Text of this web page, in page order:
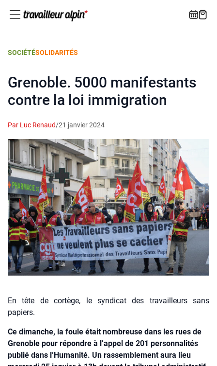
SOCIÉTÉSOLIDARITÉS
Grenoble. 5000 manifestants
contre la loi immigration
Par Luc Renaud/21 janvier 2024
En tête de cortège, le syndicat des travailleurs sans
papiers.
Ce dimanche, la foule était nombreuse dans les rues de
Grenoble pour répondre à l’appel de 201 personnalités
publié dans l’Humanité. Un rassemblement aura lieu